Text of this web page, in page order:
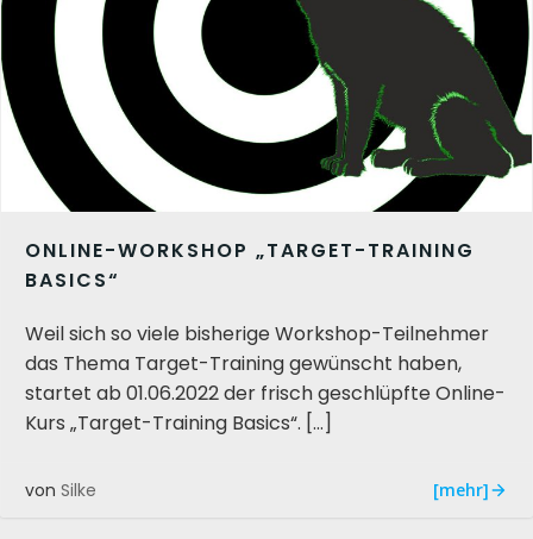
ONLINE-WORKSHOP „TARGET-TRAINING
BASICS“
Weil sich so viele bisherige Workshop-Teilnehmer
das Thema Target-Training gewünscht haben,
startet ab 01.06.2022 der frisch geschlüpfte Online-
Kurs „Target-Training Basics“. […]
von Silke [mehr]